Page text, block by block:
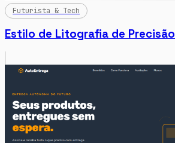
Futurista & Tech
Estilo de Litografia de Precisão